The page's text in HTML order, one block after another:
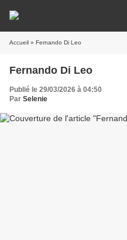
Accueil » Fernando Di Leo
Fernando Di Leo
Publié le 29/03/2026 à 04:50
Par Selenie